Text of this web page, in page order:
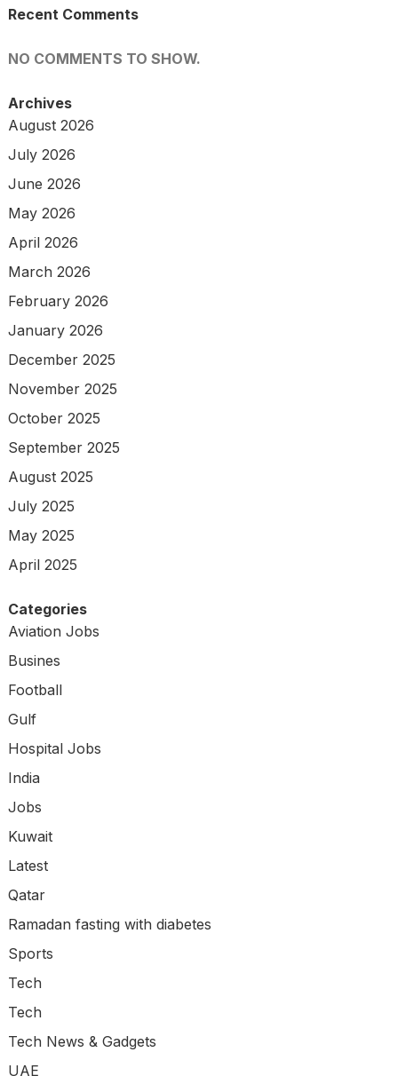
Recent Comments
NO COMMENTS TO SHOW.
Archives
August 2026
July 2026
June 2026
May 2026
April 2026
March 2026
February 2026
January 2026
December 2025
November 2025
October 2025
September 2025
August 2025
July 2025
May 2025
April 2025
Categories
Aviation Jobs
Busines
Football
Gulf
Hospital Jobs
India
Jobs
Kuwait
Latest
Qatar
Ramadan fasting with diabetes
Sports
Tech
Tech
Tech News & Gadgets
UAE